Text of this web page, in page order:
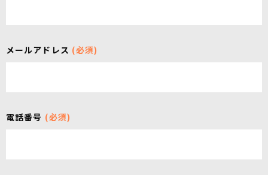
メールアドレス (必須)
電話番号 (必須)